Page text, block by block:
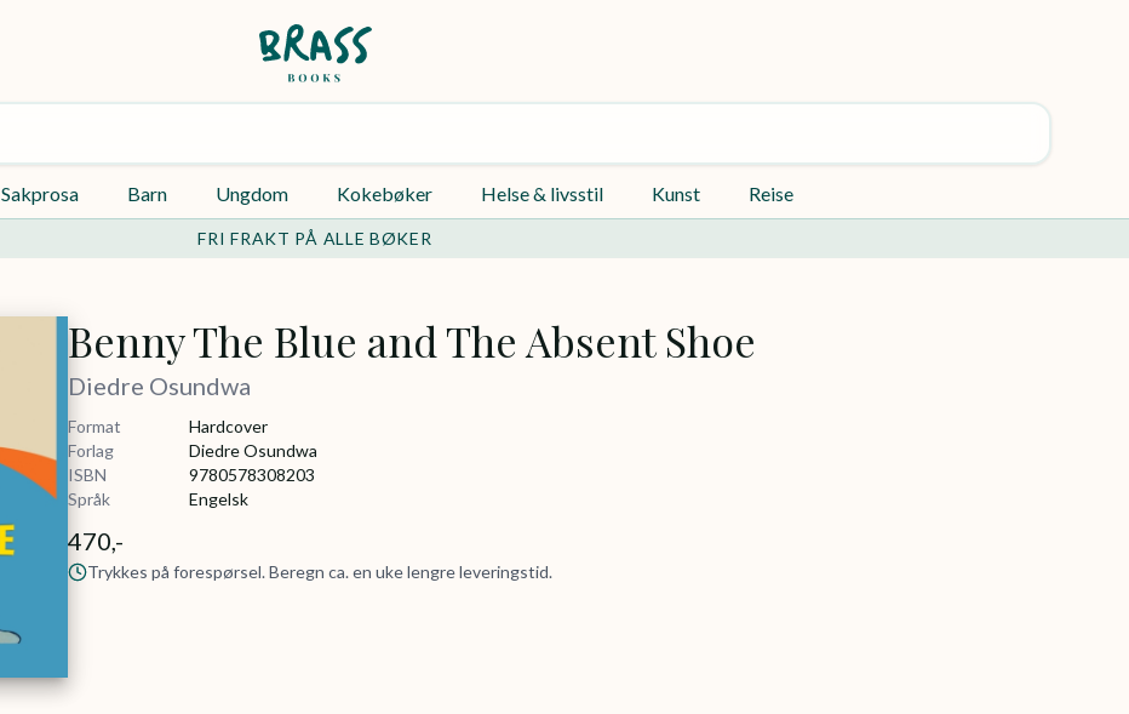
Sakprosa Barn Ungdom Kokebøker Helse & livsstil Kunst Reise
FRI FRAKT PÅ ALLE BØKER
Benny The Blue and The Absent Shoe
Diedre Osundwa
Format
Hardcover
Forlag
Diedre Osundwa
ISBN
9780578308203
Språk
Engelsk
470,-
Trykkes på forespørsel. Beregn ca. en uke lengre leveringstid.